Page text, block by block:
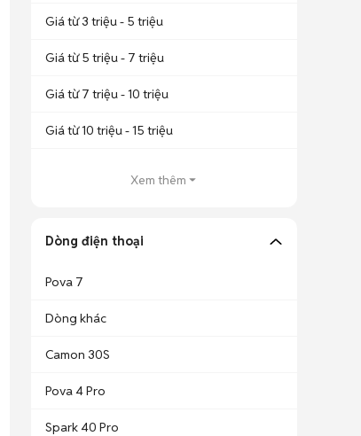
Giá từ 3 triệu - 5 triệu
Giá từ 5 triệu - 7 triệu
Giá từ 7 triệu - 10 triệu
Giá từ 10 triệu - 15 triệu
Xem thêm
Dòng điện thoại
Pova 7
Dòng khác
Camon 30S
Pova 4 Pro
Spark 40 Pro